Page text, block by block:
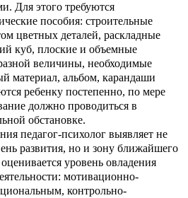
Для этого требуются
пособия: строительные
цветных деталей, раскладные
куб, плоские и объемные
величины, необходимые
материал, альбом, карандаши
ребенку постепенно, по мере
должно проводиться в
обстановке.
педагог-психолог выявляет не
развития, но и зону ближайшего
уровень овладения
мотивационно-
контрольно-